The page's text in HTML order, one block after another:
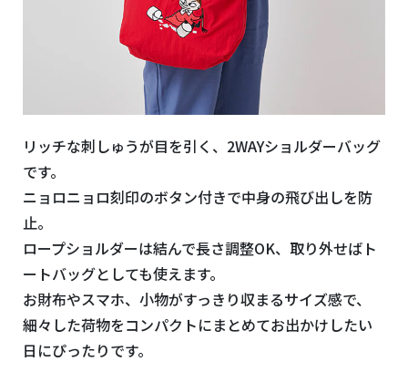
リッチな刺しゅうが目を引く、2WAYショルダーバッグ
です。
ニョロニョロ刻印のボタン付きで中身の飛び出しを防
止。
ロープショルダーは結んで長さ調整OK、取り外せばト
ートバッグとしても使えます。
お財布やスマホ、小物がすっきり収まるサイズ感で、
細々した荷物をコンパクトにまとめてお出かけしたい
日にぴったりです。